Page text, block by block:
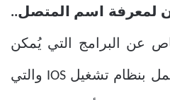
لمعرفة اسم المتصل..
عن البرامج التي يُمكن
تحميلها للهواتف التي تعمل بنظام تشغيل IOS والتي